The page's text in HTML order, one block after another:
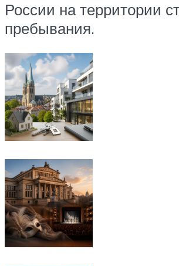
России на территории
пребывания.